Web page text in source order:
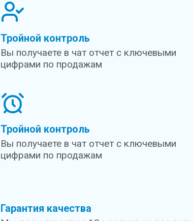
Тройной контроль
Вы получаете в чат отчет с ключевыми
цифрами по продажам
Тройной контроль
Вы получаете в чат отчет с ключевыми
цифрами по продажам
Гарантия качества